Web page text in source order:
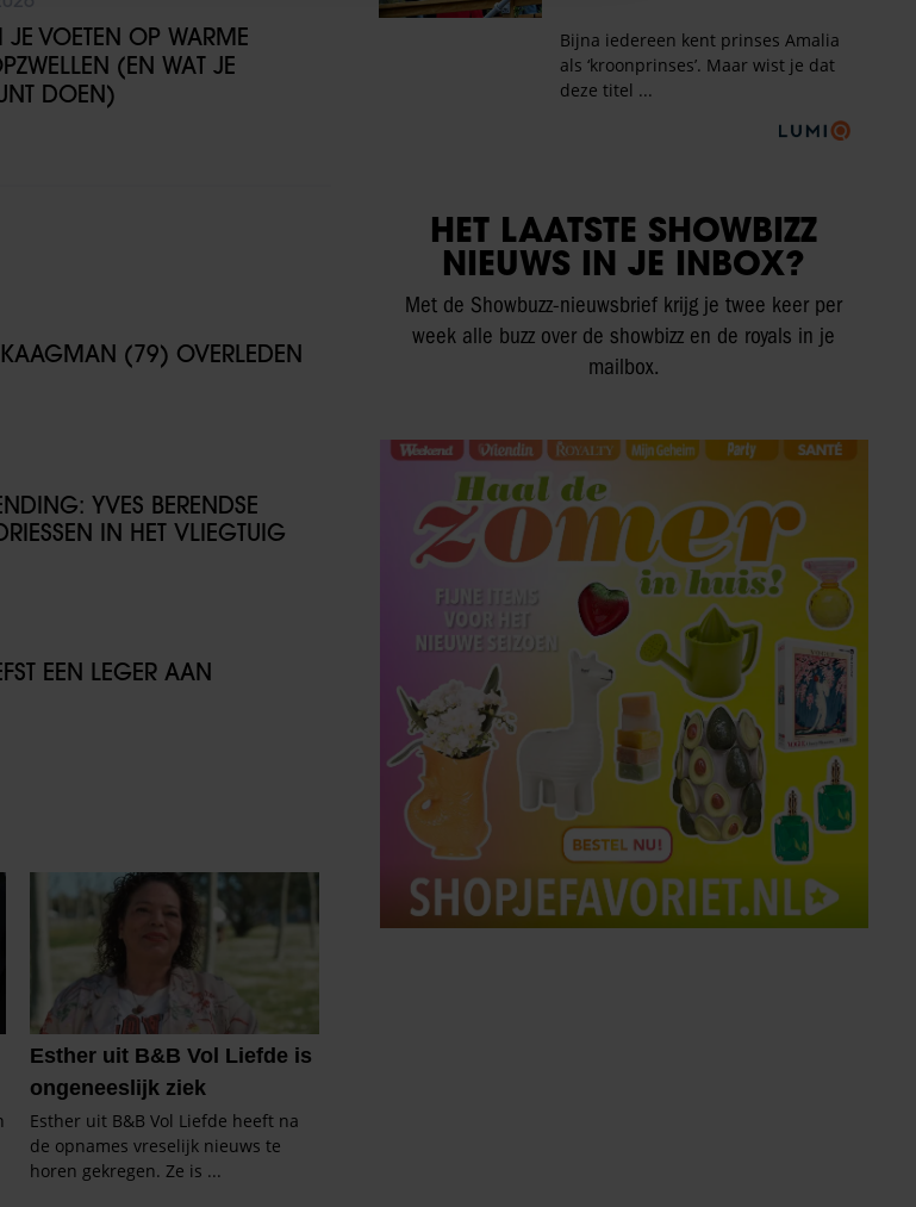
VOETEN OP WARME
(EN WAT JE
DOEN)
KAAGMAN (79) OVERLEDEN
YVES BERENDSE
IN HET VLIEGTUIG
EEN LEGER AAN
HET LAATSTE SHOWBIZZ
NIEUWS IN JE INBOX?
Met de Showbuzz-nieuwsbrief krijg je twee keer per
week alle buzz over de showbizz en de royals in je
mailbox.